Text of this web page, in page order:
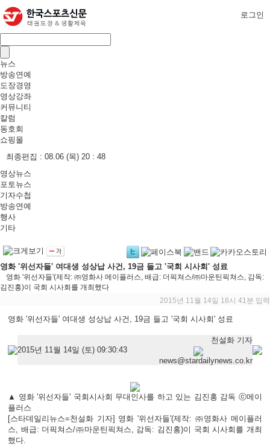
로그인
뉴스
방송연예
도장경영
영상강좌
커뮤니티
칼럼
동호회
쇼핑몰
최종편집 : 08.06 (목) 20 : 48
영상뉴스
포토뉴스
기자수첩
방송연예
행사
기타
영화 '위선자들' 여대생 성상납 사건, 19금 들고 '국회 시사회' 성료
영화 '위선자들'(제작: ㈜영화사 메이플러스, 배급: 더픽쳐스/㈜마운틴픽쳐스, 감독:
김진홍)이 국회 시사회를 개최했다
2015년 11월 14일 18시 41분 입력
영화 '위선자들' 여대생 성상납 사건, 19금 들고 '국회 시사회' 성료
2015년 11월 14일 (토) 09:30:43
천설화 기자
news@stardailynews.co.kr
▲ 영화 '위선자들' 국회시사회 무대인사를 하고 있는 김진홍 감독 ⓒ메이
플러스
[스타데일리뉴스=천설화 기자] 영화 '위선자들'(제작: ㈜영화사 메이플러
스, 배급: 더픽쳐스/㈜마운틴픽쳐스, 감독: 김진홍)이 국회 시사회를 개최
했다.